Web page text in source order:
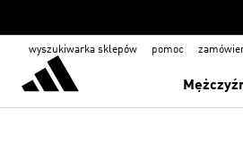
wyszukiwarka sklepów pomoc